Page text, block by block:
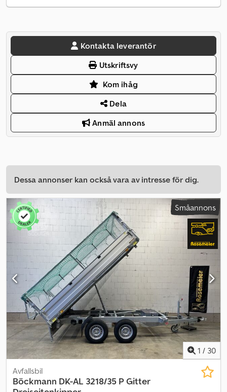
Kontakta leverantör
Utskriftsvy
Kom ihåg
Dela
Anmäl annons
Dessa annonser kan också vara av intresse för dig.
Småannons
1 / 30
Avfallsbil
Böckmann DK-AL 3218/35 P Gitter